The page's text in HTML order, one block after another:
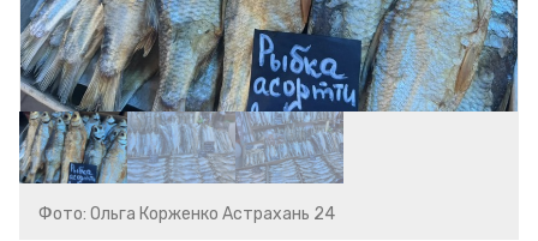
Фото: Ольга Корженко Астрахань 24